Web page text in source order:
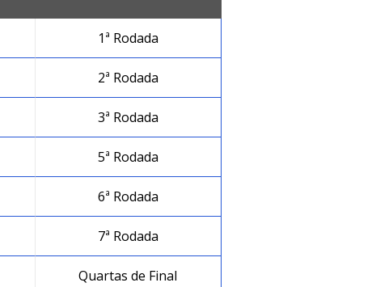
1ª Rodada
2ª Rodada
3ª Rodada
5ª Rodada
6ª Rodada
7ª Rodada
Quartas de Final